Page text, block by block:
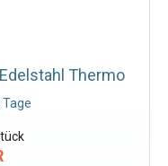
Thermo
Tage